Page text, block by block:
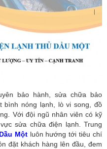
bảo hành, sửa chữa bảo
bình nóng lạnh, lò vi song, đồ
Với đội ngũ nhân viên có kỹ
sửa chữa điện lạnh. Trung
Mộtluôn hướng tới tiêu chí
đặt khách hàng lên đầu, đem